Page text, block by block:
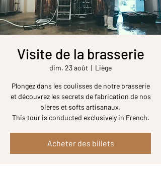
Visite de la brasserie
dim. 23 août
  |
Liège
Plongez dans les coulisses de notre brasserie
et découvrez les secrets de fabrication de nos
bières et softs artisanaux.
Acheter des billets